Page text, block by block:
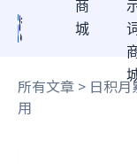
商
城
词
所有文章 > 日积月
用